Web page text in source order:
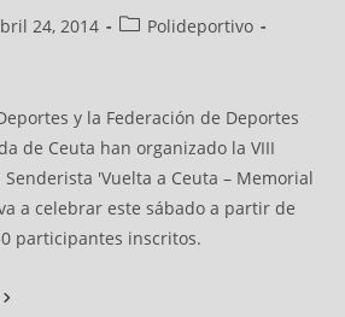
24, 2014
Polideportivo
y la Federación de Deportes
de Ceuta han organizado la VIII
'Vuelta a Ceuta – Memorial
a celebrar este sábado a partir de
participantes inscritos.